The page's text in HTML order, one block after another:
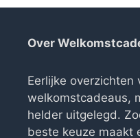
Over
Eerlijke overzichten
welkomstcadeaus,
helder uitgelegd.
beste keuze maakt